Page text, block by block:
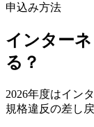
申込み方法
インター
る？
2026年度はイン
規格違反の差し